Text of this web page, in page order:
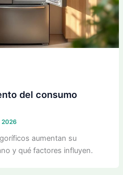
del consumo
2026
aumentan su
y qué factores influyen.